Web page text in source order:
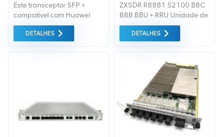
Este transceptor SFP +
compatível com Huawei
34060599 fornece
10GBase-LR através
DETALHES
LED LTE DPC-R OLPB RIK
2T2R
ZXSDR R8881 S2100 B8C
B8B BBU + RRU Unidade de
RF remota de estação base
distribuída GSM / CDMA /
sem fio ZTE e fornecedor de
equipamentos de rede de
comunicação de estação
DETALHES